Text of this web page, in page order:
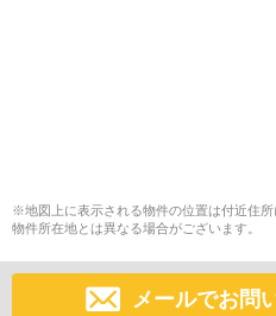
※地図上に表示される物件の位置は付近住
物件所在地とは異なる場合がございます。
メールでお問